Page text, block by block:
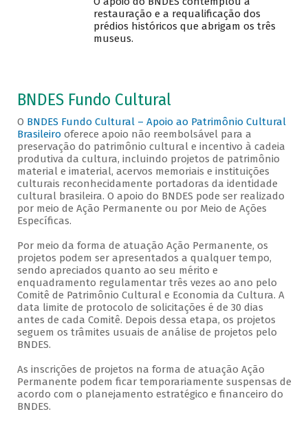
restauração e a requalificação dos
prédios históricos que abrigam os três
museus.
BNDES Fundo Cultural
O BNDES Fundo Cultural – Apoio ao Patrimônio Cultural
Brasileiro oferece apoio não reembolsável para a
preservação do patrimônio cultural e incentivo à cadeia
produtiva da cultura, incluindo projetos de patrimônio
material e imaterial, acervos memoriais e instituições
culturais reconhecidamente portadoras da identidade
cultural brasileira. O apoio do BNDES pode ser realizado
por meio de Ação Permanente ou por Meio de Ações
Específicas.
Por meio da forma de atuação Ação Permanente, os
projetos podem ser apresentados a qualquer tempo,
sendo apreciados quanto ao seu mérito e
enquadramento regulamentar três vezes ao ano pelo
Comitê de Patrimônio Cultural e Economia da Cultura. A
data limite de protocolo de solicitações é de 30 dias
antes de cada Comitê. Depois dessa etapa, os projetos
seguem os trâmites usuais de análise de projetos pelo
BNDES.
As inscrições de projetos na forma de atuação Ação
Permanente podem ficar temporariamente suspensas de
acordo com o planejamento estratégico e financeiro do
BNDES.